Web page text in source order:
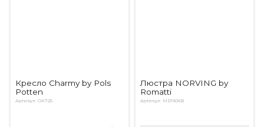
Кресло Charmy by Pols
Potten
Артикул: OK725
Люстра NORVING by
Romatti
Артикул: MD1906B